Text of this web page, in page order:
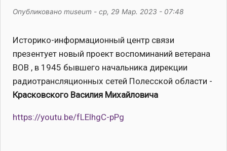
Опубликовано museum - ср, 29 Мар. 2023 - 07:48
Историко-информационный центр связи
презентует новый проект воспоминаний ветерана
ВОВ , в 1945 бывшего начальника дирекции
радиотрансляционных сетей Полесской области -
Красковского Василия Михайловича
https://youtu.be/fLElhgC-pPg